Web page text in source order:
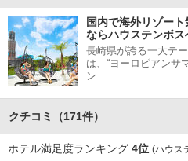
国内で海外リゾー
ならハウステンボス
長崎県が誇る一大テ
は、“ヨーロピアンサ
ン...
クチコミ（171件）
ホテル満足度ランキング 4位 (ハウス